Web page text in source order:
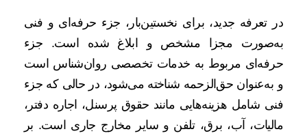
در تعرفه جدید، برای نخستین‌بار، جزء حرفه‌ای و فنی
به‌صورت مجزا مشخص و ابلاغ شده است. جزء
حرفه‌ای مربوط به خدمات تخصصی روان‌شناس است
و به‌عنوان حق‌الزحمه شناخته می‌شود، در حالی که جزء
فنی شامل هزینه‌هایی مانند حقوق پرسنل، اجاره دفتر،
مالیات، آب، برق، تلفن و سایر مخارج جاری است. بر